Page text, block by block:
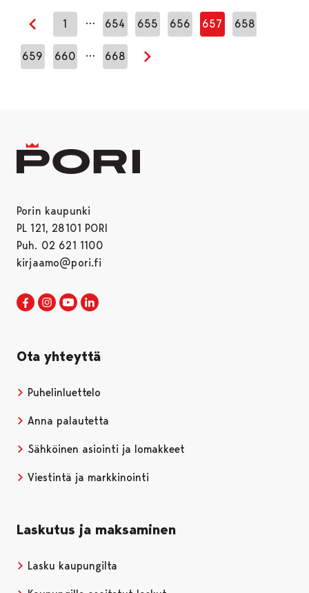
Edellinen sivu
1 … 654 655 656 657 658
659 660 … 668
Seuraava sivu
Porin kaupunki
PL 121, 28101 PORI
Puh. 02 621 1100
kirjaamo@pori.fi
Porin kaupunki Facebookissa
Avautuu uudessa välilehdessä
Porin kaupunki Instagramissa
Avautuu uudessa välilehdessä
Porin kaupunki Youtubessa
Avautuu uudessa välilehdessä
Ota yhteyttä
Puhelinluettelo
Anna palautetta
Sähköinen asiointi ja lomakkeet
Viestintä ja markkinointi
Laskutus ja maksaminen
Lasku kaupungilta